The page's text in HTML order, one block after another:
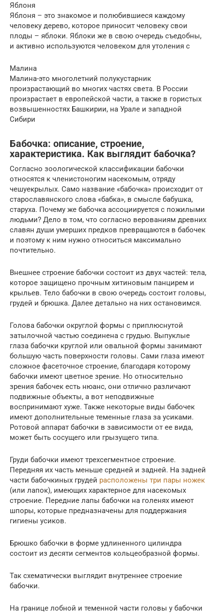
Яблоня
Яблоня – это знакомое и полюбившиеся каждому
человеку дерево, которое приносит человеку свои
плоды – яблоки. Яблоки же в свою очередь съедобны,
и активно используются человеком для утоления с
Малина
Малина-это многолетний полукустарник
произрастающий во многих частях света. В России
произрастает в европейской части, а также в гористых
возвышенностях Башкирии, на Урале и западной
Сибири
Бабочка: описание, строение,
характеристика. Как выглядит бабочка?
Согласно зоологической классификации бабочки
относятся к членистоногим насекомым, отряду
чешуекрылых. Само название «бабочка» происходит от
старославянского слова «бабка», в смысле бабушка,
старуха. Почему же бабочка ассоциируется с пожилыми
людьми? Дело в том, что согласно верованиям древних
славян души умерших предков превращаются в бабочек
и поэтому к ним нужно относиться максимально
почтительно.
Внешнее строение бабочки состоит из двух частей: тела,
которое защищено прочным хитиновым панцирем и
крыльев. Тело бабочки в свою очередь состоит головы,
грудей и брюшка. Далее детально на них остановимся.
Голова бабочки округлой формы с приплюснутой
затылочной частью соединена с грудью. Выпуклые
глаза бабочки круглой или овальной формы занимают
большую часть поверхности головы. Сами глаза имеют
сложное фасеточное строение, благодаря которому
бабочки имеют цветное зрение. Но относительно
зрения бабочек есть нюанс, они отлично различают
подвижные объекты, а вот неподвижные
воспринимают хуже. Также некоторые виды бабочек
имеют дополнительные теменные глаза за усиками.
Ротовой аппарат бабочки в зависимости от ее вида,
может быть сосущего или грызущего типа.
Груди бабочки имеют трехсегментное строение.
Передняя их часть меньше средней и задней. На задней
части бабочкиных грудей расположены три пары ножек
(или лапок), имеющих характерное для насекомых
строение. Передние лапы бабочки на голенях имеют
шпоры, которые предназначены для поддержания
гигиены усиков.
Брюшко бабочки в форме удлиненного цилиндра
состоит из десяти сегментов кольцеобразной формы.
Так схематически выглядит внутреннее строение
бабочки.
На границе лобной и теменной части головы у бабочки